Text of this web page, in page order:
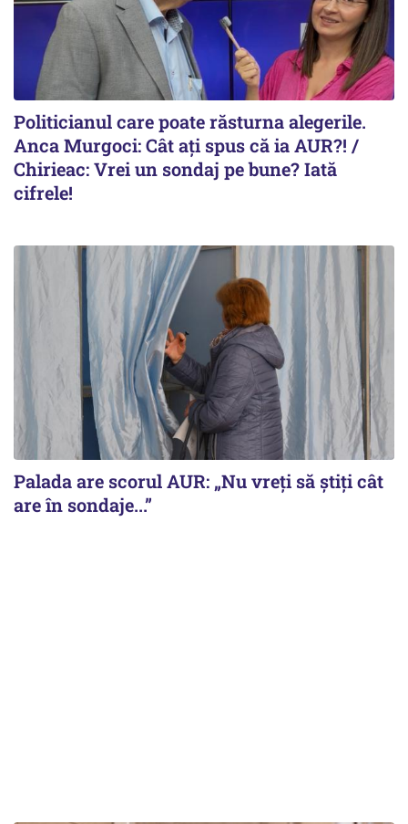
Politicianul care poate răsturna alegerile.
Anca Murgoci: Cât ați spus că ia AUR?! /
Chirieac: Vrei un sondaj pe bune? Iată
cifrele!
Palada are scorul AUR: „Nu vreți să știți cât
are în sondaje...”